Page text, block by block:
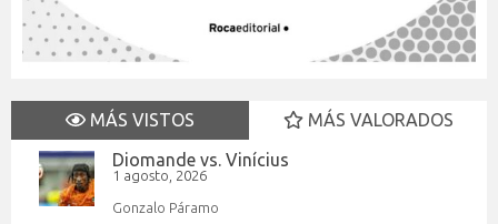
MÁS VISTOS
MÁS VALORADOS
Diomande vs. Vinícius
1 agosto, 2026
Gonzalo Páramo